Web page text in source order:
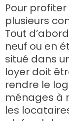
Pour
plusieurs
Tout
neuf ou en
situé dans
loyer doit
rendre le
ménages à
les